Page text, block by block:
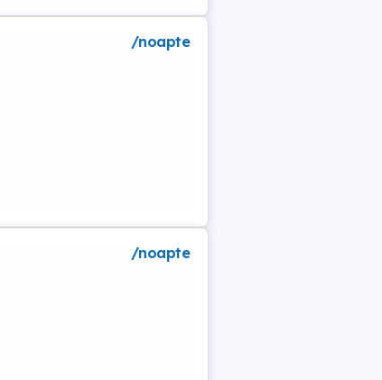
/noapte
/noapte